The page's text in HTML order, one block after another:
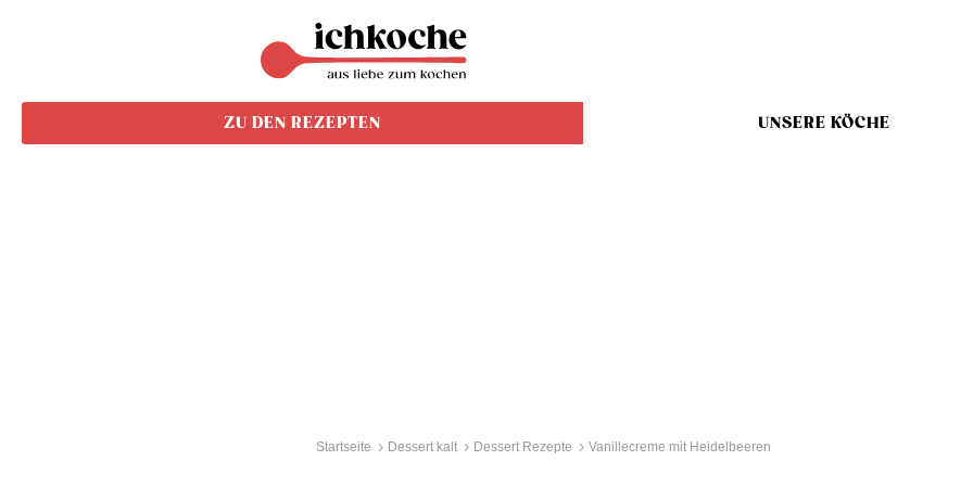
ZU DEN REZEPTEN UNSERE KÖCHE
Startseite Dessert kalt Dessert Rezepte Vanillecreme mit Heidelbeeren